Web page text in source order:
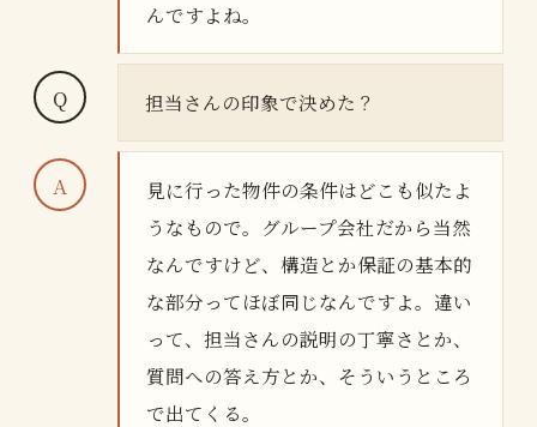
んですよね。
担当さんの印象で決めた？
見に行った物件の条件はどこも似たよ
うなもので。グループ会社だから当然
なんですけど、構造とか保証の基本的
な部分ってほぼ同じなんですよ。違い
って、担当さんの説明の丁寧さとか、
質問への答え方とか、そういうところ
で出てくる。